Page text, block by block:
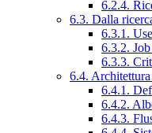
6.2.4.
6.3. Dalla
6.3.1.
6.3.2.
6.3.3.
6.4.
6.4.1.
6.4.2.
6.4.3.